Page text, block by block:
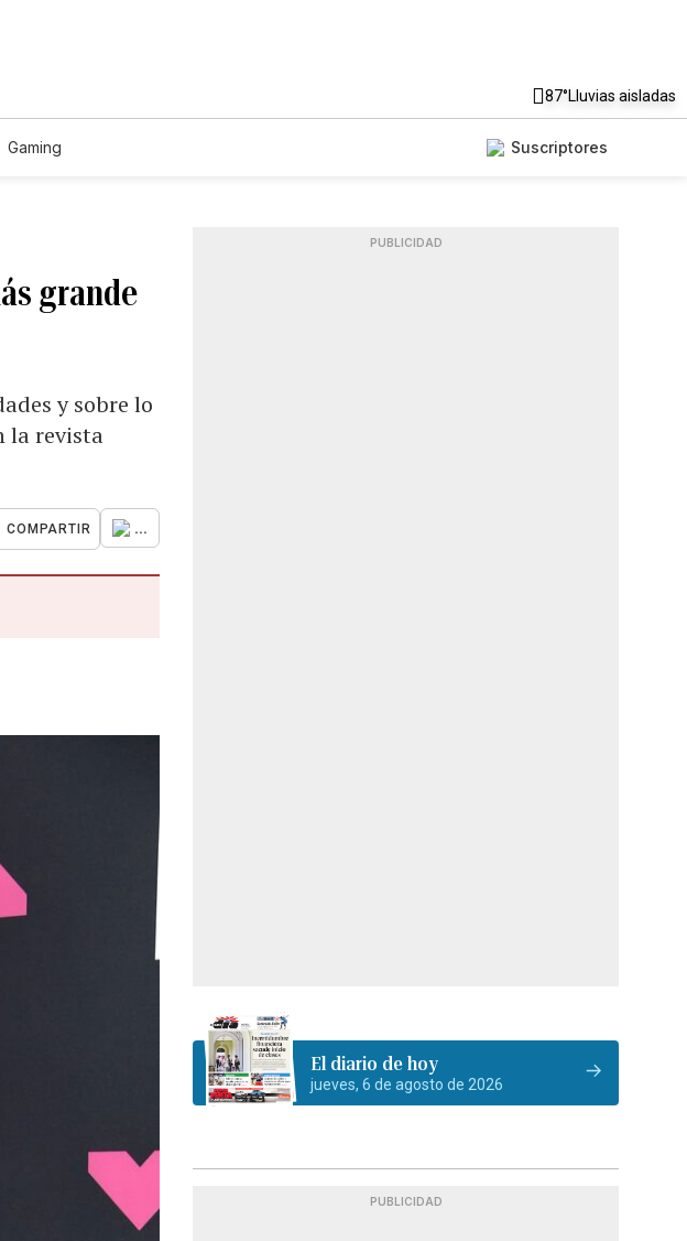
87°Lluvias aisladas
Gaming Suscriptores
grande
y sobre lo
la revista
COMPARTIR ...
PUBLICIDAD
El diario de hoy
jueves, 6 de agosto de 2026
PUBLICIDAD